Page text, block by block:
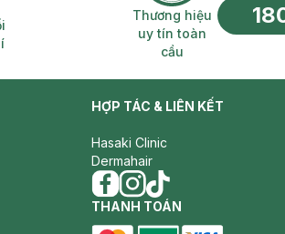
đổi trả miễn phí Thương hiệu
Thương hiệu
uy tín toàn
cầu
HỢP TÁC & LIÊN KẾT
Hasaki Clinic
Dermahair
facebook
instagram
tiktok
THANH TOÁN